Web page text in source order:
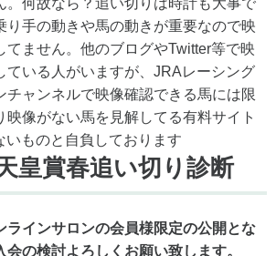
。何故なら？追い切りは時計も大事で
り手の動きや馬の動きが重要なので映
てません。他のブログやTwitter等で映
ている人がいますが、JRAレーシング
チャンネルで映像確認できる馬には限
映像がない馬を見解してる有料サイト
いものと自負しております
皇賞春追い切り診断
インサロンの会員様限定の公開とな
会の検討よろしくお願い致します。